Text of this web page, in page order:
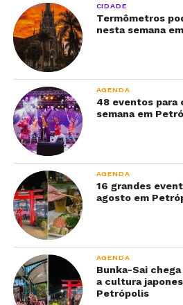
CIDADE
Termômetros
nesta semana
AGENDA
48 eventos
semana em
AGENDA
16 grandes
agosto em
AGENDA
Bunka-Sai
a cultura
Petrópolis